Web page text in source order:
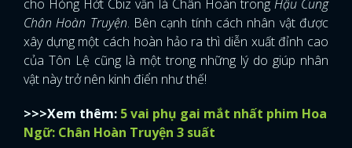
FACEBOOK GOOGLE
cho Hóng Hớt Cbiz vẫn là Chân Hoàn trong Hậu Cung
Chân Hoàn Truyện. Bên cạnh tính cách nhân vật được
xây dựng một cách hoàn hảo ra thì diễn xuất đỉnh cao
của Tôn Lệ cũng là một trong những lý do giúp nhân
vật này trở nên kinh điển như thế!
>>>Xem thêm: 5 vai phụ gai mắt nhất phim Hoa
Ngữ: Chân Hoàn Truyện 3 suất